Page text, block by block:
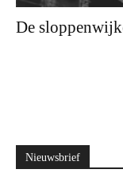
De
Nieuwsbrief